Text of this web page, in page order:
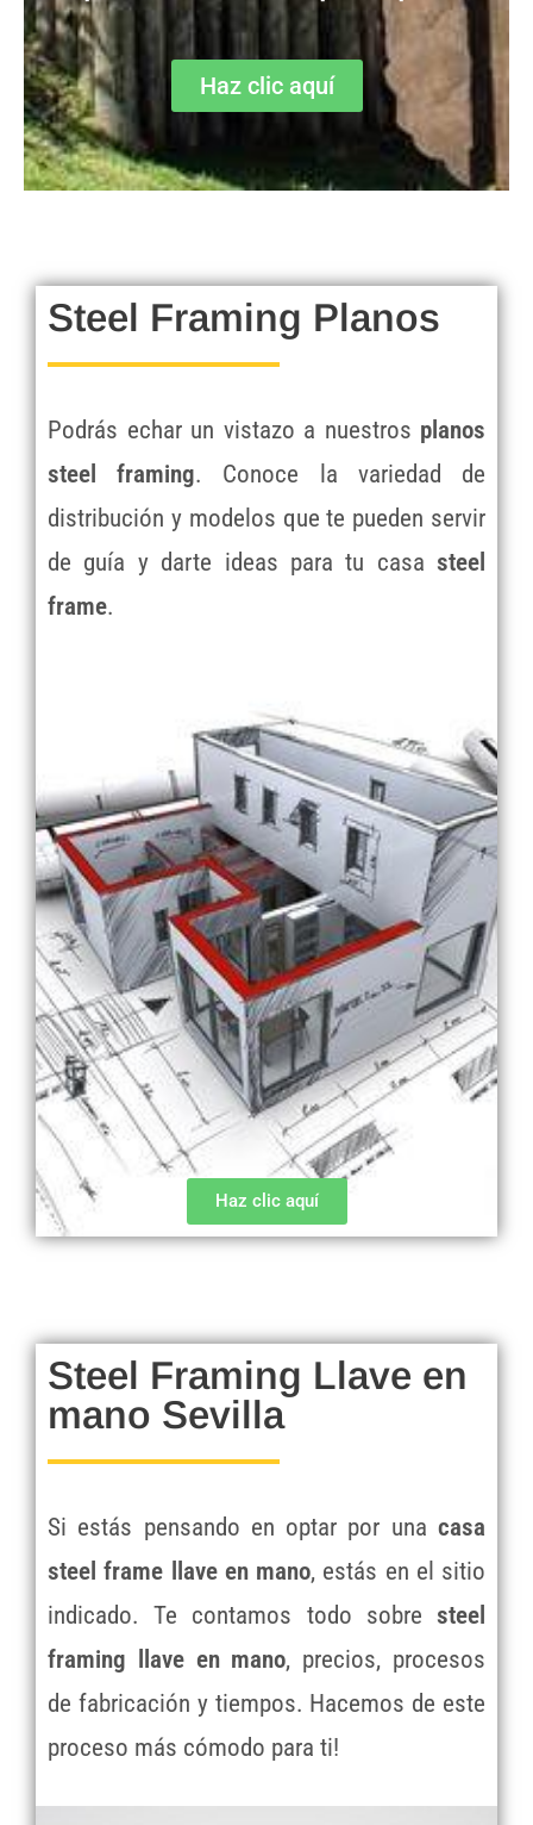
Haz clic aquí
Steel Framing Planos
Podrás echar un vistazo a nuestros planos
steel framing. Conoce la variedad de
distribución y modelos que te pueden servir
de guía y darte ideas para tu casa steel
frame.
Haz clic aquí
Steel Framing Llave en
mano Sevilla
Si estás pensando en optar por una casa
steel frame llave en mano, estás en el sitio
indicado. Te contamos todo sobre steel
framing llave en mano, precios, procesos
de fabricación y tiempos. Hacemos de este
proceso más cómodo para ti!